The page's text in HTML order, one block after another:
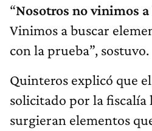
“Nosotros no vinimos
Vinimos a buscar
con la prueba”, sostuvo.
Quinteros explicó que
solicitado por la fiscalía
surgieran elementos